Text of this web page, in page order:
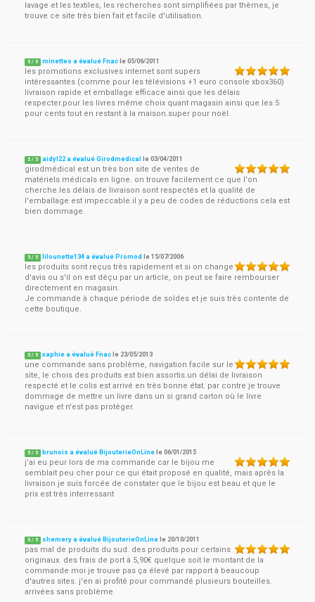
lavage et les textiles, les recherches sont simplifiées par thèmes, je
trouve ce site très bien fait et facile d'utilisation.
5 / 5 minettes a évalué Fnac le05/06/2011
les promotions exclusives internet sont supers
intéressantes (comme pour les télévisions +1 euro console xbox360)
livraison rapide et emballage efficace ainsi que les délais
respecter.pour les livres même choix quant magasin ainsi que les 5
pour cents tout en restant à la maison.super pour noël.
5 / 5 aidyl22 a évalué Girodmedical le03/04/2011
girodmédical est un très bon site de ventes de
matériels médicals en ligne. on trouve facilement ce que l'on
cherche.les délais de livraison sont respectés et la qualité de
l'emballage est impeccable.il y a peu de codes de réductions cela est
bien dommage.
5 / 5 lilounette134 a évalué Promod le15/07/2006
les produits sont reçus très rapidement et si on change
d'avis ou s'il on est déçu par un article, on peut se faire rembourser
directement en magasin.
Je commande à chaque période de soldes et je suis très contente de
cette boutique.
5 / 5 xaphie a évalué Fnac le 23/05/2013
une commande sans problème, navigation facile sur le
site, le chois des produits est bien assortis.un délai de livraison
respecté et le colis est arrivé en très bonne état. par contre je trouve
dommage de mettre un livre dans un si grand carton où le livre
navigue et n'est pas protéger.
5 / 5 brunois a évalué BijouterieOnLine le06/01/2015
j'ai eu peur lors de ma commande car le bijou me
semblait peu cher pour ce qui était proposé en qualité, mais après la
livraison je suis forcée de constater que le bijou est beau et que le
prix est très interressant
5 / 5 shemery a évalué BijouterieOnLine le 20/10/2011
pas mal de produits du sud. des produits pour certains
originaux. des frais de port à 5,90€ quelque soit le montant de la
commande moi je trouve pas ça élevé par rapport à beaucoup
d'autres sites. j'en ai profité pour commandé plusieurs bouteilles.
arrivées sans problème